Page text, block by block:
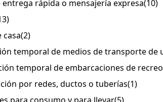
entrega rápida o mensajería expresa(10)
casa(2)
temporal de medios de transporte de
temporal de embarcaciones de
por redes, ductos o tuberías(1)